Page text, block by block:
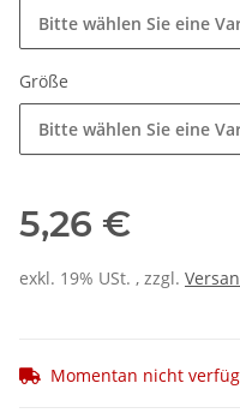
Bitte wählen Sie eine
Größe
Bitte wählen Sie eine
5,26 €
exkl. 19% USt. , zzgl.
Momentan nicht